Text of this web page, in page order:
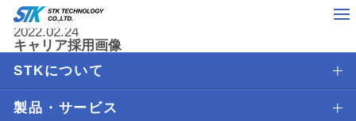
2022.02.24
キャリア採用画像
STKについて
製品・サービス